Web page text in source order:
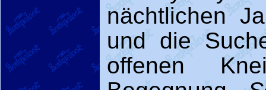
nächtlichen
und die
offenen